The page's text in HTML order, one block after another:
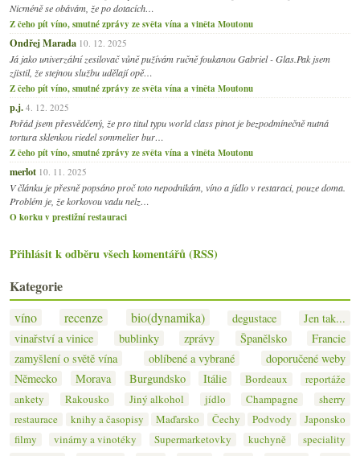
Nicméně se obávám, že po dotacích…
Z čeho pít víno, smutné zprávy ze světa vína a viněta Moutonu
Ondřej Marada 10. 12. 2025
Já jako univerzální zesilovač vůně pužívám ručně foukanou Gabriel - Glas.Pak jsem
zjistil, že stejnou službu udělají opě…
Z čeho pít víno, smutné zprávy ze světa vína a viněta Moutonu
p.j. 4. 12. 2025
Pořád jsem přesvědčený, že pro titul typu world class pinot je bezpodmínečně nutná
tortura sklenkou riedel sommelier bur…
Z čeho pít víno, smutné zprávy ze světa vína a viněta Moutonu
merlot 10. 11. 2025
V článku je přesně popsáno proč toto nepodnikám, víno a jídlo v restaraci, pouze doma.
Problém je, že korkovou vadu nelz…
O korku v prestižní restauraci
Přihlásit k odběru všech komentářů (RSS)
Kategorie
víno recenze bio(dynamika) degustace
Jen tak...
vinařství a vinice
bublinky zprávy Španělsko
Francie
zamyšlení o světě vína
oblíbené a vybrané
doporučené weby
Německo
Morava Burgundsko Itálie Bordeaux
reportáže
ankety
Rakousko Jiný alkohol jídlo Champagne
sherry
restaurace
knihy a časopisy Maďarsko Čechy Podvody
Japonsko
filmy
vinárny a vinotéky Supermarketovky kuchyně
speciality